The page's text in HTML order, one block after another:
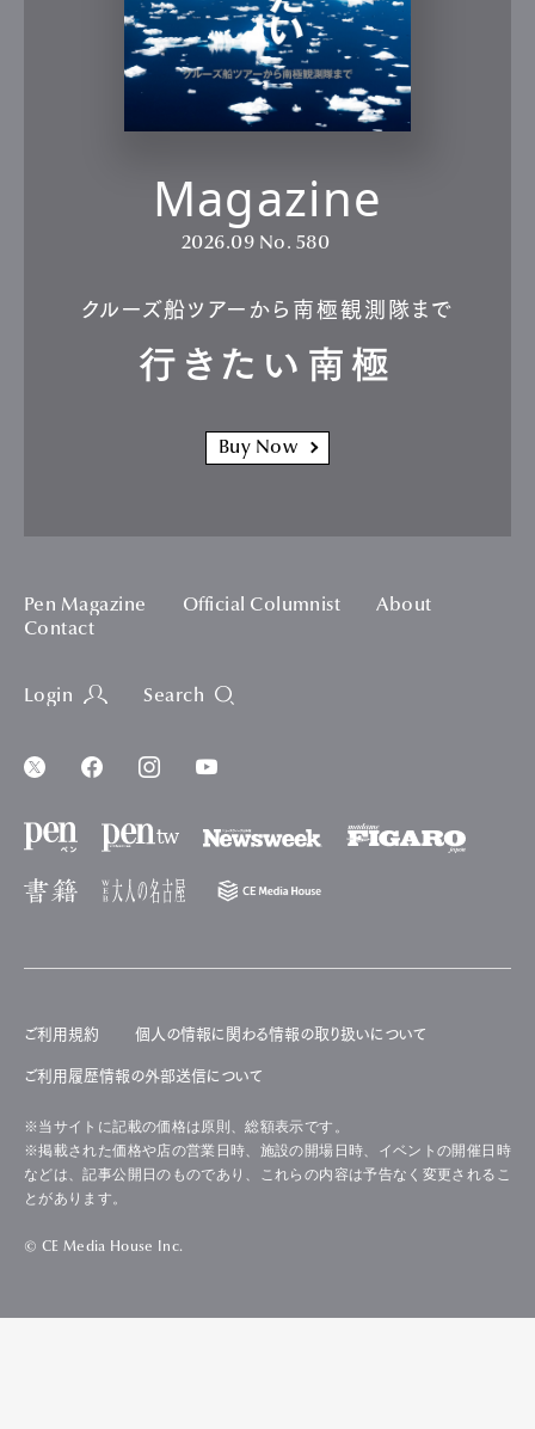
Magazine
2026.09 No. 580
クルーズ船ツアーから南極観測隊まで
行きたい南極
Buy Now
Pen Magazine Official Columnist
About
Contact
Login Search
ご利用規約 個人の情報に関わる情報の取り扱いについて
ご利用履歴情報の外部送信について
※当サイトに記載の価格は原則、総額表示です。
※掲載された価格や店の営業日時、施設の開場日時、イベントの開催日時
などは、記事公開日のものであり、これらの内容は予告なく変更されるこ
とがあります。
© CE Media House Inc.